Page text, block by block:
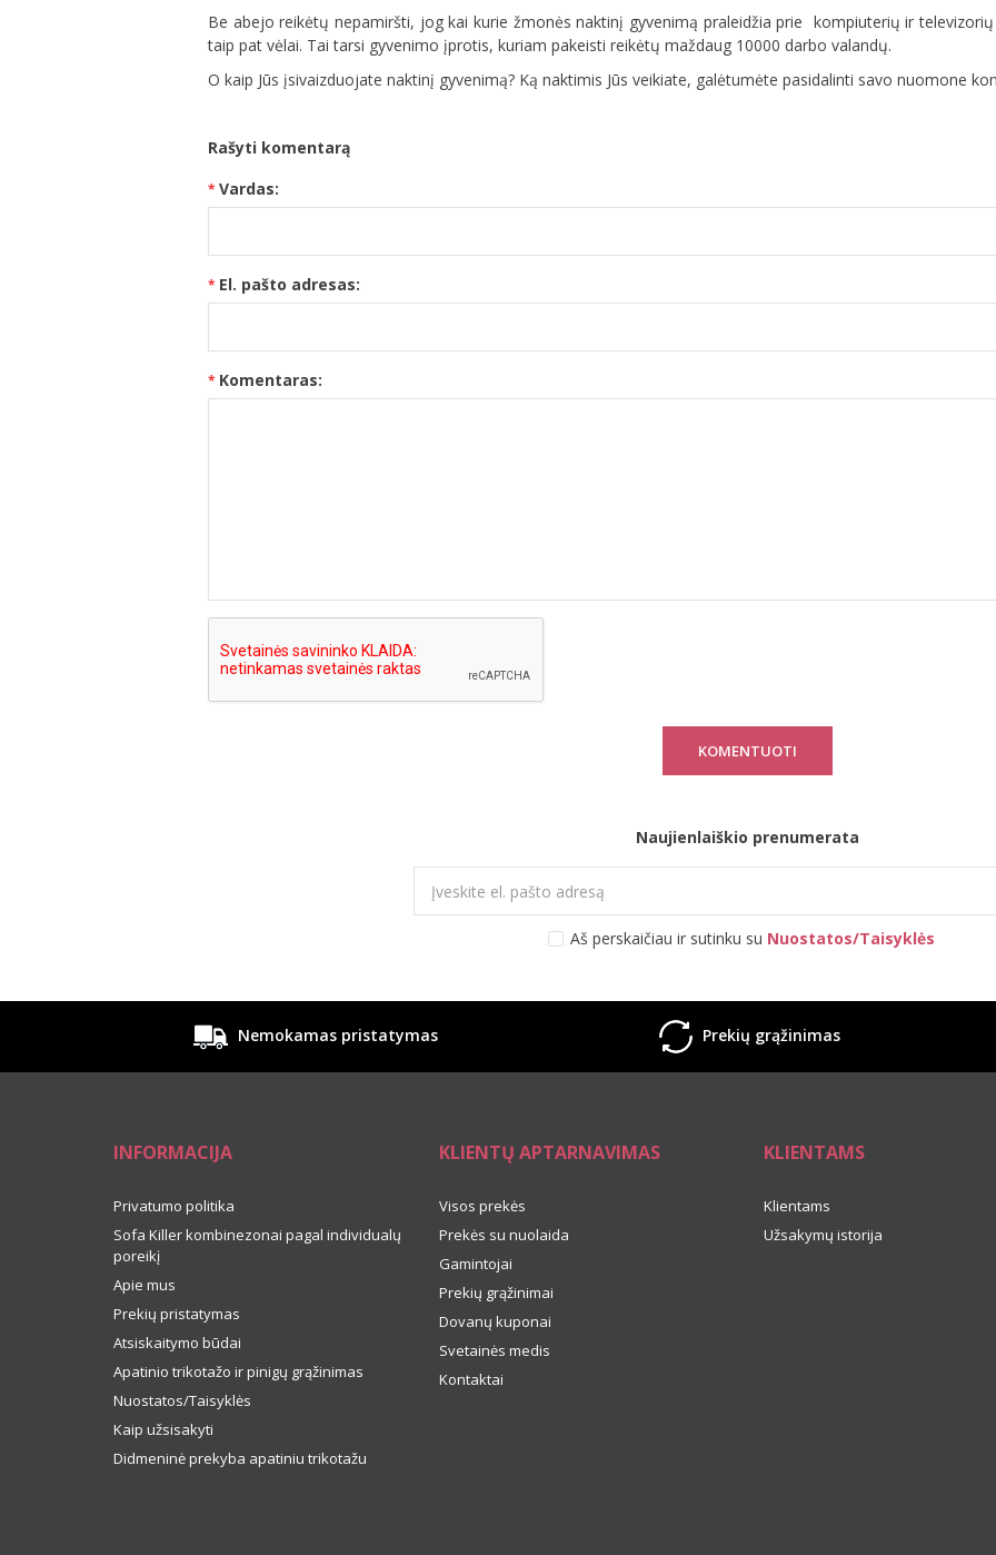
Be abejo reikėtų nepamiršti, jog kai kurie žmonės naktinį gyvenimą praleidžia prie kompiuterių ir
taip pat vėlai. Tai tarsi gyvenimo įprotis, kuriam pakeisti reikėtų maždaug 10000 darbo valandų.
O kaip Jūs įsivaizduojate naktinį gyvenimą? Ką naktimis Jūs veikiate, galėtumėte pasidalinti savo nuomone
Rašyti komentarą
Vardas:
El. pašto adresas:
Komentaras:
KOMENTUOTI
Naujienlaiškio prenumerata
Aš perskaičiau ir sutinku su Nuostatos/Taisyklės
Nemokamas pristatymas Prekių grąžinimas
INFORMACIJA
Privatumo politika
Sofa Killer kombinezonai pagal individualų
poreikį
Apie mus
Prekių pristatymas
Atsiskaitymo būdai
Apatinio trikotažo ir pinigų grąžinimas
Nuostatos/Taisyklės
Kaip užsisakyti
Didmeninė prekyba apatiniu trikotažu
KLIENTŲ APTARNAVIMAS
Visos prekės
Prekės su nuolaida
Gamintojai
Prekių grąžinimai
Dovanų kuponai
Svetainės medis
Kontaktai
KLIENTAMS
Klientams
Užsakymų istorija